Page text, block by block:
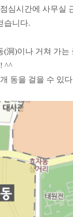
심시간에 사무실
습니다.
(洞)이나 거쳐 가는
^^
동을 걸을 수 있